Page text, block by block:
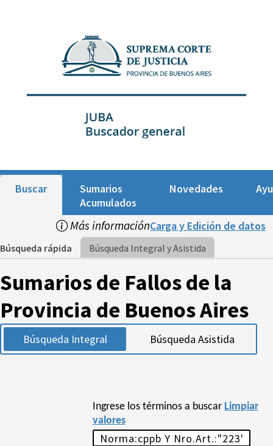
Buscar
Sumarios
Acumulados
Novedades
Más informaciónCarga y Edición de datos
Búsqueda rápida Búsqueda Integral y Asistida
Sumarios de Fallos de la
Provincia de Buenos Aires
Búsqueda Integral Búsqueda Asistida
Ingrese los términos a buscar Limpiar
valores